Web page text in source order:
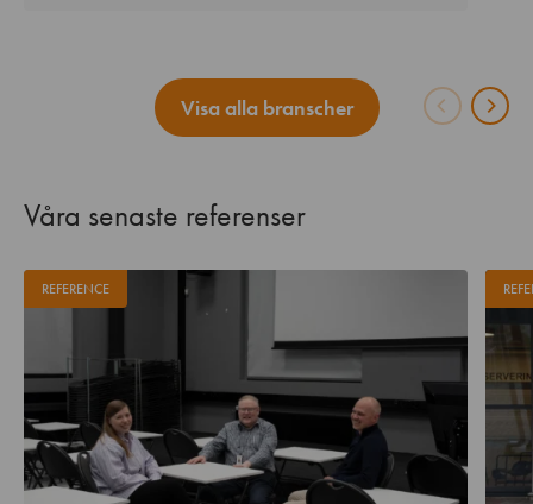
Visa alla branscher
Våra senaste referenser
REFERENCE